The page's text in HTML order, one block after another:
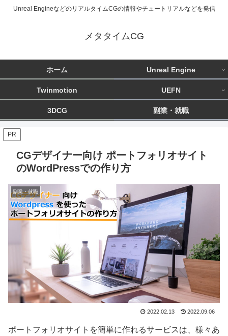
Unreal EngineなどのリアルタイムCGの情報やチュートリアルなどを発信
メタタイムCG
ホーム Unreal Engine
Twinmotion UEFN
3DCG 副業・就職
PR
CGデザイナー向け ポートフォリオサイト
のWordPressでの作り方
副業・就職
2022.02.13 2022.09.06
ポートフォリオサイトを簡単に作れるサービスは、様々あ